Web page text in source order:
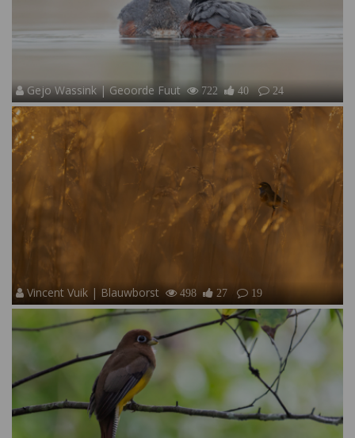
Gejo Wassink | Geoorde Fuut 722 40 24
Vincent Vuik | Blauwborst 498 27 19